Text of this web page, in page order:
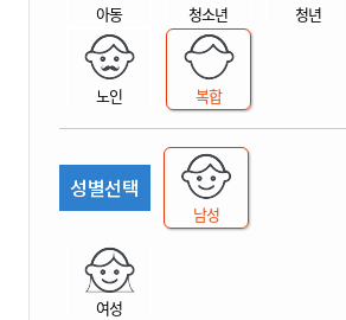
아동 청소년 청년
노인 복합
성별선택
남성
여성